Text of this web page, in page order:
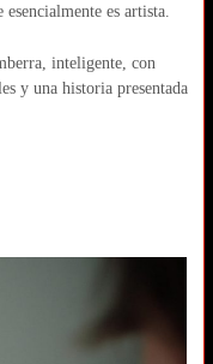
es artista.
inteligente, con
y una historia presentada